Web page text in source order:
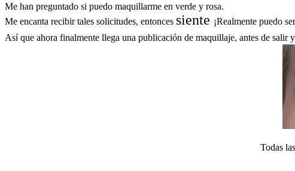
Me han preguntado si puedo maquillarme en verde y rosa.
Me encanta recibir tales solicitudes, entonces siente ¡Realmente puedo
Así que ahora finalmente llega una publicación de maquillaje, antes de salir
Todas